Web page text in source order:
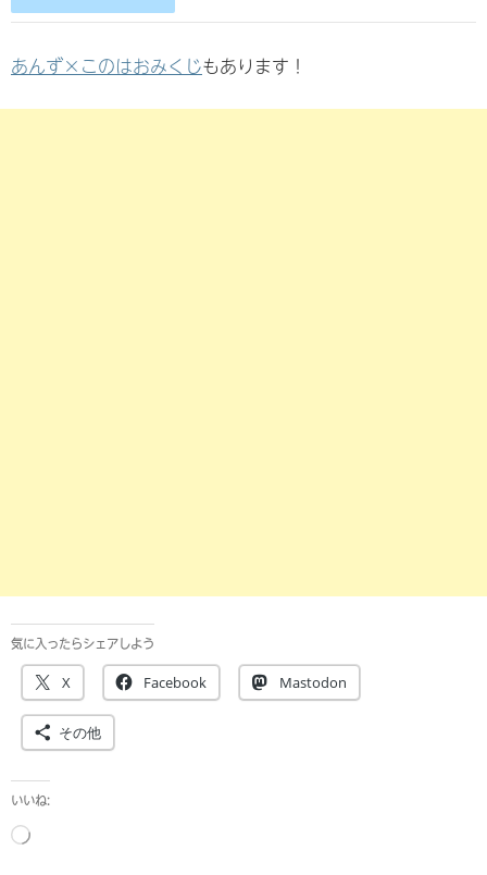
あんず×このはおみくじもあります！
気に入ったらシェアしよう
X Facebook Mastodon
その他
いいね:
読